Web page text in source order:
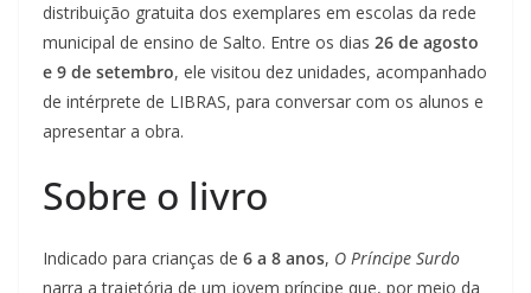
distribuição gratuita dos exemplares em escolas da rede
municipal de ensino de Salto. Entre os dias 26 de agosto
e 9 de setembro, ele visitou dez unidades, acompanhado
de intérprete de LIBRAS, para conversar com os alunos e
apresentar a obra.
Sobre o livro
Indicado para crianças de 6 a 8 anos, O Príncipe Surdo
narra a trajetória de um jovem príncipe que, por meio da